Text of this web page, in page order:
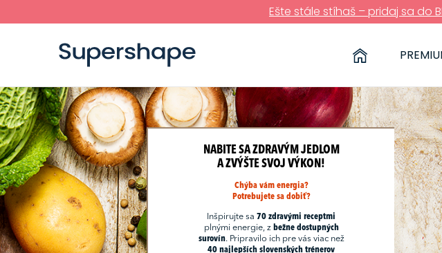
Ešte stále stíhaš – pridaj sa do
NABITE SA ZDRAVÝM JEDLOM
A ZVÝŠTE SVOJ VÝKON!
Chýba vám energia?
Potrebujete sa dobiť?
Inšpirujte sa70 zdravými receptmi
plnými energie, z bežne dostupných
surovín. Pripravilo ich pre vás viac než
40 najlepších slovenských trénerov